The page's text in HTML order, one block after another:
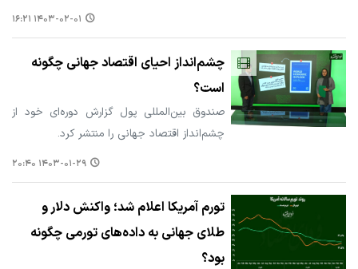
۱۴۰۳-۰۲-۰۱ ۱۶:۲۱
چشم‌انداز احیای اقتصاد جهانی چگونه
است؟
صندوق بین‌المللی پول گزارش دوره‌ای خود از
چشم‌انداز اقتصاد جهانی را منتشر کرد.
۱۴۰۳-۰۱-۲۹ ۲۰:۴۰
تورم آمریکا اعلام شد؛ واکنش دلار و
طلای جهانی به داده‌های تورمی چگونه
بود؟